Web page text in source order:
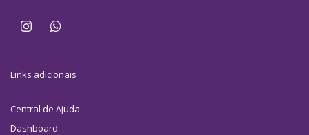
Links adicionais
Central de Ajuda
Dashboard